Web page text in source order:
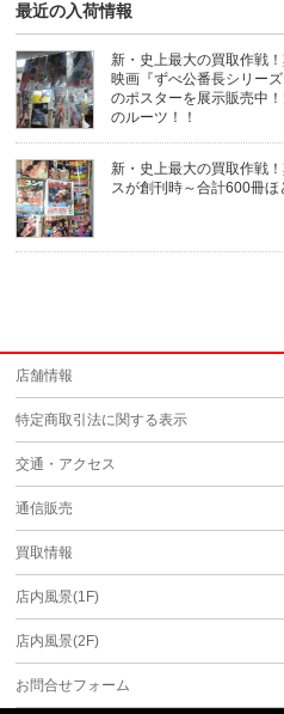
最近の入荷情報
新・史上最大の買取作戦
映画『ずべ公番長シリー
のポスターを展示販売中
のルーツ！！
新・史上最大の買取作戦
スが創刊時～合計600冊ほ
店舗情報
特定商取引法に関する表示
交通・アクセス
通信販売
買取情報
店内風景(1F)
店内風景(2F)
お問合せフォーム